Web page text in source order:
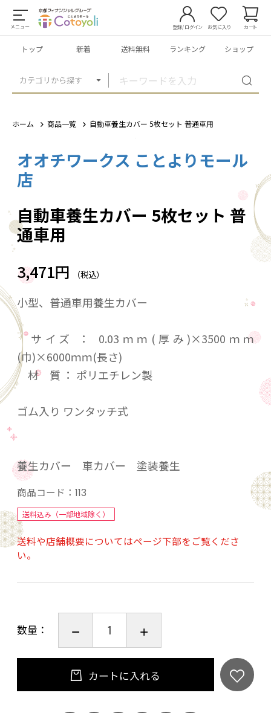
メニュー
カテゴリから探す
登録/ログイン お気に入り カート
トップ 新着 送料無料 ランキング ショップ
ホーム 商品一覧 自動車養生カバー 5枚セット 普通車用
1
オオチワークス ことよりモール
店
自動車養生カバー 5枚セット 普
通車用
3,471円 （税込）
小型、普通車用養生カバー
サイズ ： 0.03ｍｍ(厚み)×3500ｍｍ
(巾)×6000ｍｍ(長さ)
材 質 ： ポリエチレン製
ゴム入り ワンタッチ式
養生カバー 車カバー 塗装養生
商品コード： 113
送料込み（一部地域除く）
送料や店舗概要についてはページ下部をご覧くださ
い。
数量：
カートに入れる